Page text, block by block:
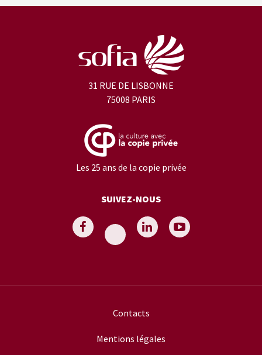
31 RUE DE LISBONNE
75008 PARIS
Les 25 ans de la copie privée
SUIVEZ-NOUS
Contacts
Mentions légales